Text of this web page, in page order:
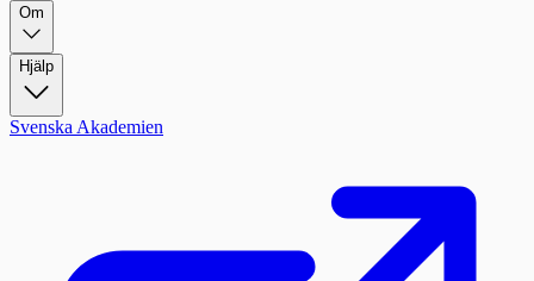
Om
Hjälp
Svenska Akademien